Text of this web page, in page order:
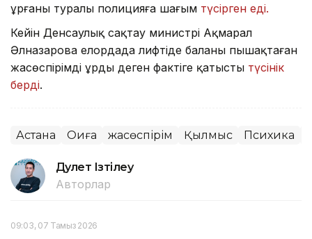
ұрғаны туралы полицияға шағым түсірген еді.
Кейін Денсаулық сақтау министрі Ақмарал
Әлназарова елордада лифтіде баланы пышақтаған
жасөспірімді ұрды деген фактіге қатысты түсінік
берді.
Астана Оқиға жасөспірім Қылмыс Психика
Дәулет Ізтілеу
Авторлар
09:03, 07 Тамыз 2026